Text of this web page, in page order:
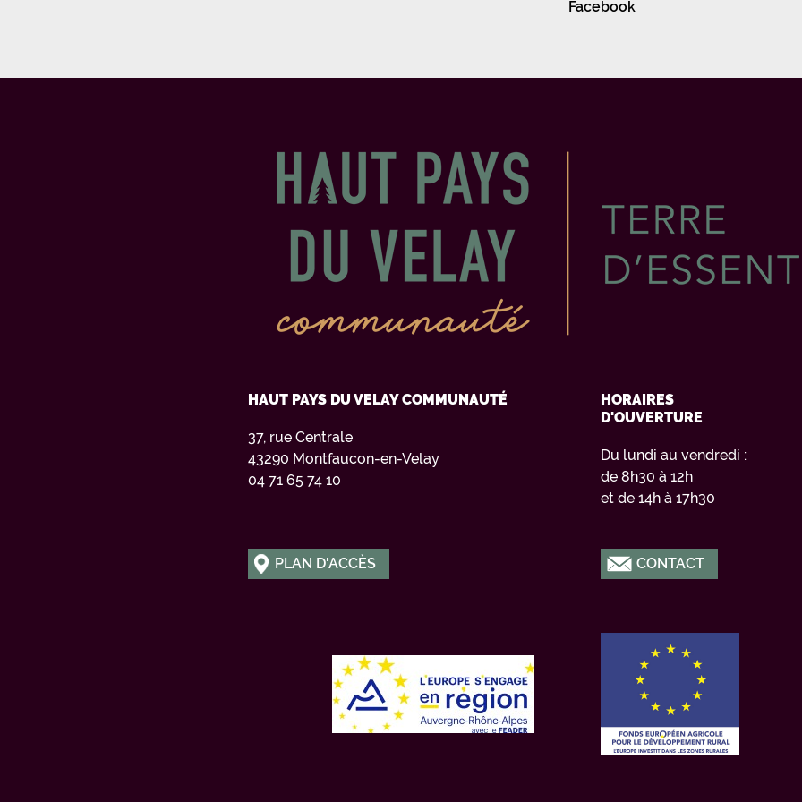
Facebook
HAUT PAYS DU VELAY COMMUNAUTÉ
37, rue Centrale
43290 Montfaucon-en-Velay
04 71 65 74 10
PLAN D'ACCÈS
HORAIRES
D'OUVERTURE
Du lundi au vendredi :
de 8h30 à 12h
et de 14h à 17h30
CONTACT